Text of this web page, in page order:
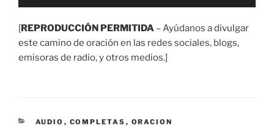
[REPRODUCCIÓN PERMITIDA – Ayúdanos a divulgar
este camino de oración en las redes sociales, blogs,
emisoras de radio, y otros medios.]
CATEGORÍAS
AUDIO , COMPLETAS , ORACION